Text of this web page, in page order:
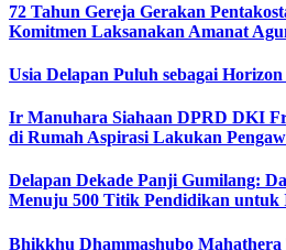
72 Tahun Gereja Gerakan
Komitmen Laksanakan Amanat
Usia Delapan Puluh sebagai
Ir Manuhara Siahaan DPRD DKI
di Rumah Aspirasi Lakukan
Delapan Dekade Panji Gumilang:
Menuju 500 Titik Pendidikan untuk
Bhikkhu Dhammashubo Mahathera